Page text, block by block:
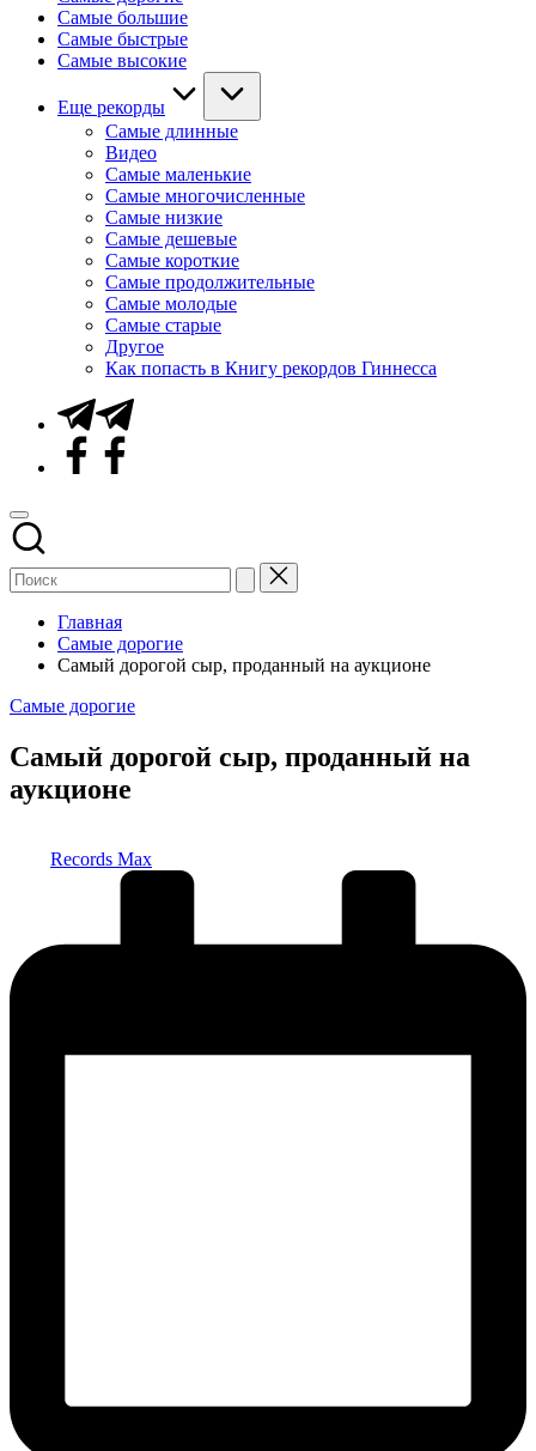
Самые большие
Самые быстрые
Самые высокие
Еще рекорды
Самые длинные
Видео
Самые маленькие
Самые многочисленные
Самые низкие
Самые дешевые
Самые короткие
Самые продолжительные
Самые молодые
Самые старые
Другое
Как попасть в Книгу рекордов Гиннесса
Telegram
Facebook
Главная
Самые дорогие
Самый дорогой сыр, проданный на аукционе
Опубликовано
Самые дорогие
Самый дорогой сыр, проданный на
аукционе
Records Max